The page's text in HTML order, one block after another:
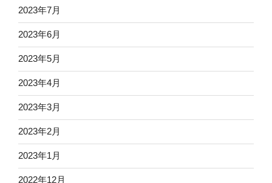
2023年7月
2023年6月
2023年5月
2023年4月
2023年3月
2023年2月
2023年1月
2022年12月